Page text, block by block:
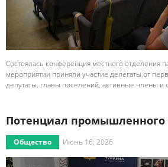
Состоялась конференция местного отделения
мероприятии приняли участие делегаты от
депутаты, главы поселений, активные члены и
Потенциал промышленного
Общество Июнь 16, 2026